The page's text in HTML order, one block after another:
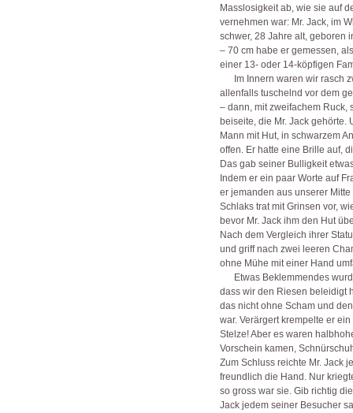
Masslosigkeit ab, wie sie auf
vernehmen war: Mr. Jack, im
schwer, 28 Jahre alt, geboren
– 70 cm habe er gemessen,
einer 13- oder 14-köpfigen
Im Innern waren wir rasch
allenfalls tuschelnd vor dem
– dann, mit zweifachem Ruck,
beiseite, die Mr. Jack gehörte.
Mann mit Hut, in schwarzem
offen. Er hatte eine Brille auf,
Das gab seiner Bulligkeit
Indem er ein paar Worte auf
er jemanden aus unserer
Schlaks trat mit Grinsen vor,
bevor Mr. Jack ihm den Hut
Nach dem Vergleich ihrer
und griff nach zwei leeren
ohne Mühe mit einer Hand
Etwas Beklemmendes
dass wir den Riesen beleidigt
das nicht ohne Scham und
war. Verärgert krempelte er
Stelze! Aber es waren
Vorschein kamen,
Zum Schluss reichte Mr. Jack
freundlich die Hand. Nur
so gross war sie. Gib richtig
Jack jedem seiner Besucher